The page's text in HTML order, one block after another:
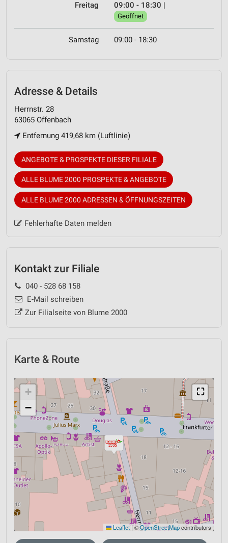
Freitag 09:00 - 18:30 |
Geöffnet
Samstag 09:00 - 18:30
Adresse & Details
Herrnstr. 28
63065 Offenbach
Entfernung 419,68 km (Luftlinie)
ANGEBOTE & PROSPEKTE DIESER FILIALE
ALLE BLUME 2000 PROSPEKTE & ANGEBOTE
ALLE BLUME 2000 ADRESSEN & ÖFFNUNGSZEITEN
Fehlerhafte Daten melden
Kontakt zur Filiale
040 - 528 68 158
E-Mail schreiben
Zur Filialseite von Blume 2000
Karte & Route
⛶
+
−
Leaflet|©OpenStreetMapcontributors